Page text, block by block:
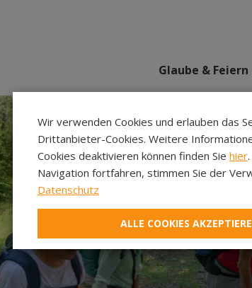
Glaube & Feiern
Wir verwenden Cookies und erlauben das
Drittanbieter-Cookies. Weitere
Cookies deaktivieren können finden Sie hier
Navigation fortfahren, stimmen Sie der
Datenschutz
ALLE COOKIES